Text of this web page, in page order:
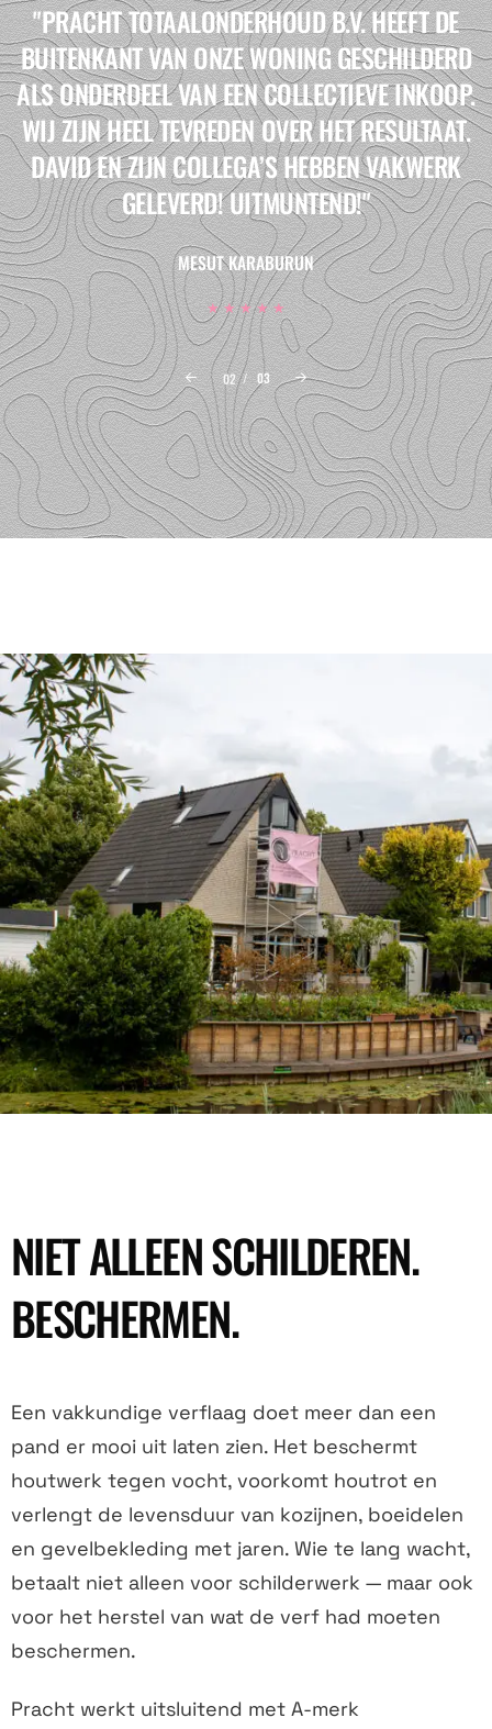
"PRACHT TOTAALONDERHOUD B.V. HEEFT DE
BUITENKANT VAN ONZE WONING GESCHILDERD
ALS ONDERDEEL VAN EEN COLLECTIEVE INKOOP.
WIJ ZIJN HEEL TEVREDEN OVER HET RESULTAAT.
DAVID EN ZIJN COLLEGA’S HEBBEN VAKWERK
GELEVERD! UITMUNTEND!"
MESUT KARABURUN
★ ★ ★ ★ ★
02 / 03
NIET ALLEEN SCHILDEREN.
BESCHERMEN.
Een vakkundige verflaag doet meer dan een
pand er mooi uit laten zien. Het beschermt
houtwerk tegen vocht, voorkomt houtrot en
verlengt de levensduur van kozijnen, boeidelen
en gevelbekleding met jaren. Wie te lang wacht,
betaalt niet alleen voor schilderwerk — maar ook
voor het herstel van wat de verf had moeten
beschermen.
Pracht werkt uitsluitend met A-merk